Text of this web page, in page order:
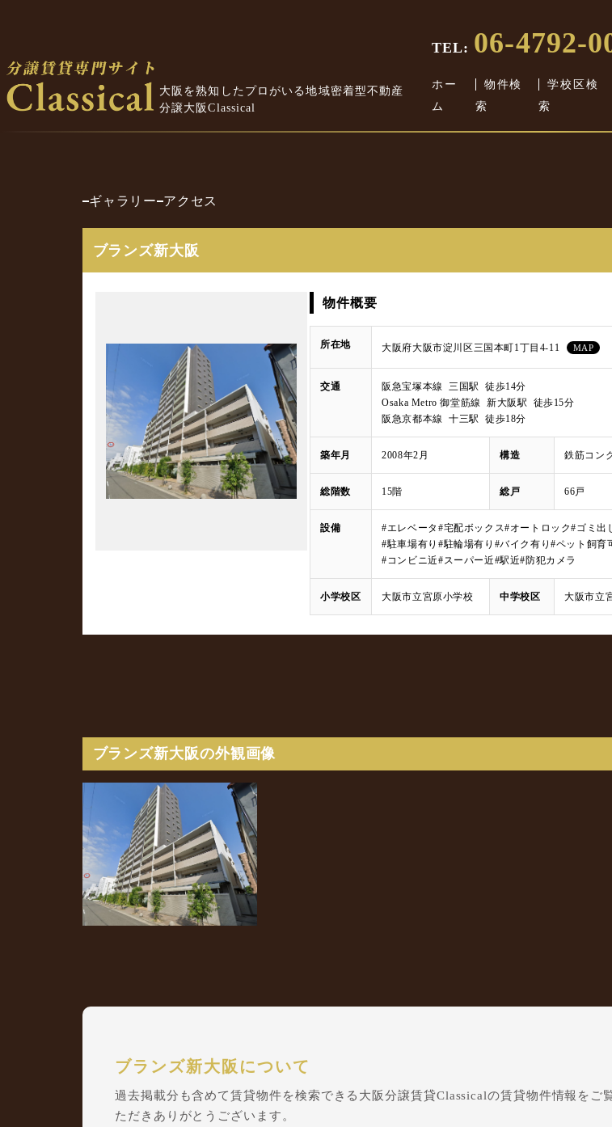
大阪を熟知したプロがいる地域密着型不動産
分譲大阪Classical
TEL: 06-4792-
ホー
ム
物件検
索
学校区検
索
ギャラリー アクセス
ブランズ新大阪
物件概要
所在地 大阪府大阪市淀川区三国本町1丁目4-11 MAP
交通
阪急宝塚本線 三国駅 徒歩14分
Osaka Metro 御堂筋線 新大阪駅 徒歩15分
阪急京都本線 十三駅 徒歩18分
築年月 2008年2月 構造 鉄筋コン
総階数 15階 総戸 66戸
設備 #エレベータ #宅配ボックス#オートロック#ゴミ出
#駐車場有り #駐輪場有り #バイク有り#ペット飼育
#コンビニ近#スーパー近#駅近#防犯カメラ
小学校区 大阪市立宮原小学校 中学校区 大阪市立
ブランズ新大阪の外観画像
ブランズ新大阪について
過去掲載分も含めて賃貸物件を検索できる大阪分譲賃貸Classicalの賃貸物件情報をご
ただきありがとうございます。